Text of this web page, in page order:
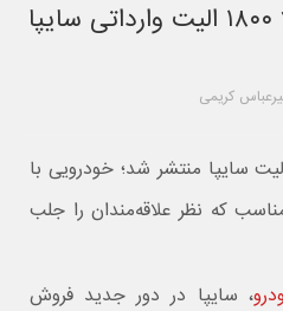
مشخصات تویوتا کرولا ۱۸۰۰ الیت وارداتی سایپا
کریمی
تویوتا کرولا ۱۸۰۰ الیت سایپا منتشر شد؛ خودرویی با
که نظر علاقه‌مندان را جلب
، سایپا در دور جدید فروش